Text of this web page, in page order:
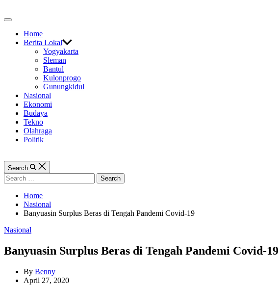
to
Off
CanvasHome
Berita Lokal
Yogyakarta
Sleman
Bantul
Kulonprogo
Gunungkidul
Nasional
Ekonomi
Budaya
Tekno
Olahraga
Politik
Search
Search
for:
Home
Nasional
Banyuasin Surplus Beras di Tengah Pandemi Covid-19
Categories
Nasional
Banyuasin Surplus Beras di Tengah Pandemi Covid-19
By Benny
April 27, 2020